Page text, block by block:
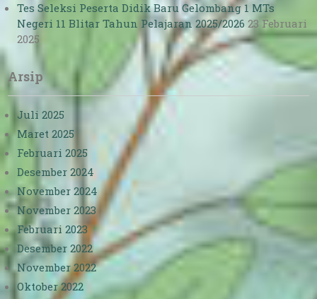
Tes Seleksi Peserta Didik Baru Gelombang 1 MTs
Negeri 11 Blitar Tahun Pelajaran 2025/2026 23 Februari
2025
Arsip
Juli 2025
Maret 2025
Februari 2025
Desember 2024
November 2024
November 2023
Februari 2023
Desember 2022
November 2022
Oktober 2022